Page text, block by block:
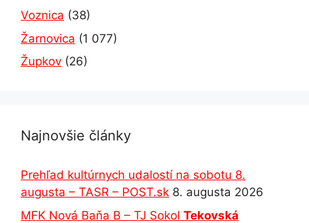
Voznica (38)
Žarnovica (1 077)
Župkov (26)
Najnovšie články
Prehľad kultúrnych udalostí na sobotu 8.
augusta – TASR – POST.sk 8. augusta 2026
MFK Nová Baňa B – TJ Sokol Tekovská